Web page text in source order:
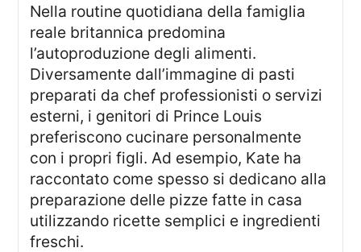
Nella routine quotidiana della famiglia
reale britannica predomina
l’autoproduzione degli alimenti.
Diversamente dall’immagine di pasti
preparati da chef professionisti o servizi
esterni, i genitori di Prince Louis
preferiscono cucinare personalmente
con i propri figli. Ad esempio, Kate ha
raccontato come spesso si dedicano alla
preparazione delle pizze fatte in casa
utilizzando ricette semplici e ingredienti
freschi.